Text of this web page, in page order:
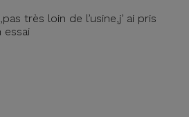
très loin de l’usine,j’ ai pris
essai